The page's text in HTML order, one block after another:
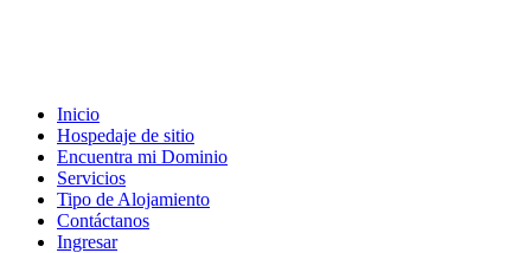
Inicio
Hospedaje de sitio
Encuentra mi Dominio
Servicios
Tipo de Alojamiento
Contáctanos
Ingresar